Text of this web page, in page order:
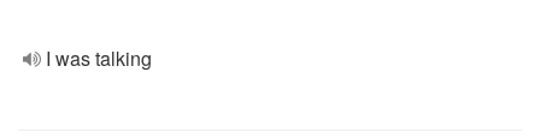
I was talking